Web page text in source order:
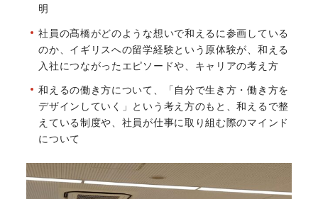
明
社員の髙橋がどのような想いで和えるに参画している
のか、イギリスへの留学経験という原体験が、和える
入社につながったエピソードや、キャリアの考え方
和えるの働き方について、「自分で生き方・働き方を
デザインしていく」という考え方のもと、和えるで整
えている制度や、社員が仕事に取り組む際のマインド
について